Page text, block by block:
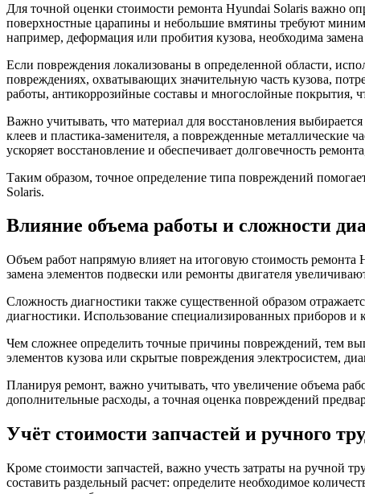
Для точной оценки стоимости ремонта Hyundai Solaris важно
поверхностные царапины и небольшие вмятины требуют
например, деформация или пробития кузова, необходима
Если повреждения локализованы в определенной области,
повреждениях, охватывающих значительную часть кузова,
работы, антикоррозийные составы и многослойные покрытия,
Важно учитывать, что материал для восстановления
клеев и пластика-заменителя, а поврежденные металлические
ускоряет восстановление и обеспечивает долговечность
Таким образом, точное определение типа повреждений
Solaris.
Влияние объема работы и сложности
Объем работ напрямую влияет на итоговую стоимость
замена элементов подвески или ремонты двигателя
Сложность диагностики также существенной образом
диагностики. Использование специализированных приборов и
Чем сложнее определить точные причины повреждений, тем
элементов кузова или скрытые повреждения электросистем,
Планируя ремонт, важно учитывать, что увеличение объема
дополнительные расходы, а точная оценка повреждений
Учёт стоимости запчастей и ручного
Кроме стоимости запчастей, важно учесть затраты на ручной
составить раздельный расчет: определите необходимое